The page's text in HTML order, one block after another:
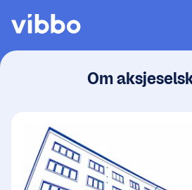
Om